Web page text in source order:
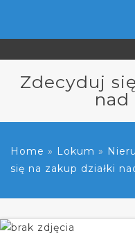
Zdecyduj
nad
Home » Lokum »
się na zakup działki